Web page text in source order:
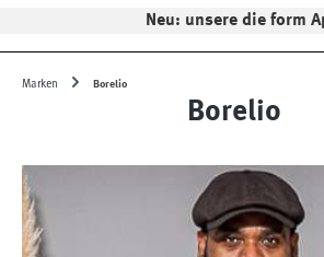
Neu: unsere die form
Marken Borelio
Borelio